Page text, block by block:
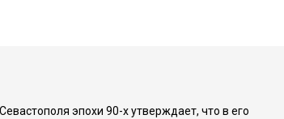
эпохи 90-х утверждает, что в его